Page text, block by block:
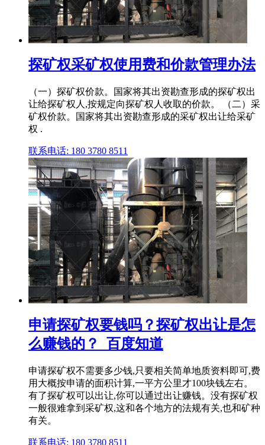
探矿权采矿权使用费和价款管理办法
（一）探矿权价款。国家将其出资勘查形成的探矿权出
让给探矿权人,按规定向探矿权人收取的价款。 （二）采
矿权价款。国家将其出资勘查形成的采矿权出让给采矿
权 .
联系电话: 180 3780 8511
申请探矿权要钱吗？探矿权出让是怎
么赚钱的？_百度知道
申请探矿权不需要多少钱,只要相关简单地质资料即可,费
用大概按申请的面积计算,一平方公里才100块钱左右。
有了探矿权可以出让,你可以通过出让赚钱。没有探矿权
一般很难拿到采矿权,这和各个地方的法规有关,也和矿种
有关。
联系电话: 180 3780 8511